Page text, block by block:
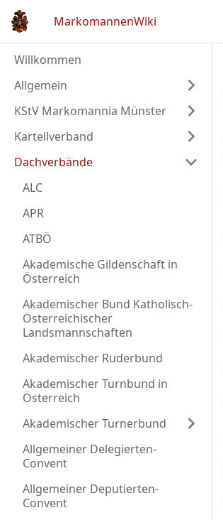
MarkomannenWiki
Willkommen
Allgemein
KStV Markomannia Münster
Kartellverband
Dachverbände
ALC
APR
ATBÖ
Akademische Gildenschaft in
Österreich
Akademischer Bund Katholisch-
Österreichischer
Landsmannschaften
Akademischer Ruderbund
Akademischer Turnbund in
Österreich
Akademischer Turnerbund
Allgemeiner Delegierten-
Convent
Allgemeiner Deputierten-
Convent